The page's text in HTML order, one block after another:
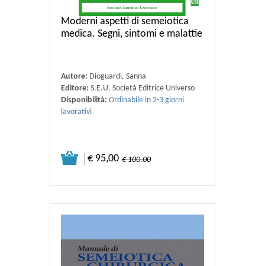
Moderni aspetti di semeiotica
medica. Segni, sintomi e malattie
Autore: Dioguardi, Sanna
Editore: S.E.U. Società Editrice Universo
Disponibilità: Ordinabile in 2-3 giorni
lavorativi
€ 95,00 € 100.00